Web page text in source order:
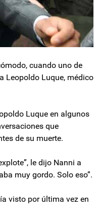
cuando uno de
Leopoldo Luque, médico
Luque en algunos
que
de su muerte.
le dijo Nanni a
muy gordo. Solo eso”.
visto por última vez en